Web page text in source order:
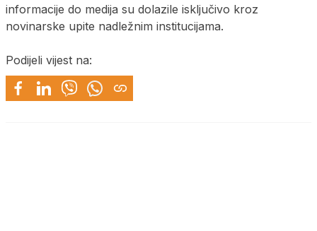
informacije do medija su dolazile isključivo kroz
novinarske upite nadležnim institucijama.
Podijeli vijest na: